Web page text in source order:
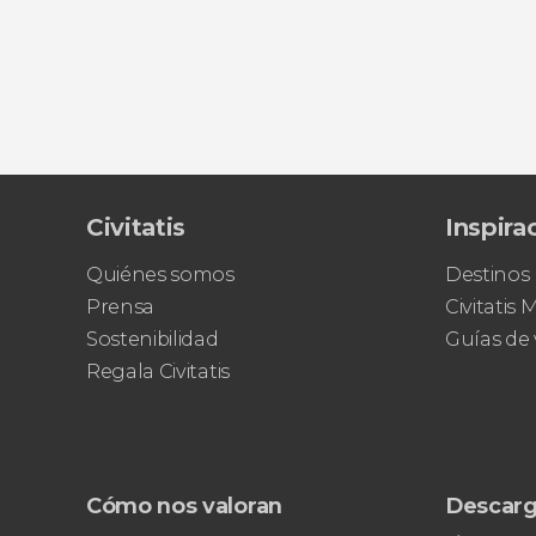
Civitatis
Quiénes somos
Prensa
Sostenibilidad
Regala Civitatis
Destinos
Civitatis
Guías de
Cómo nos valoran